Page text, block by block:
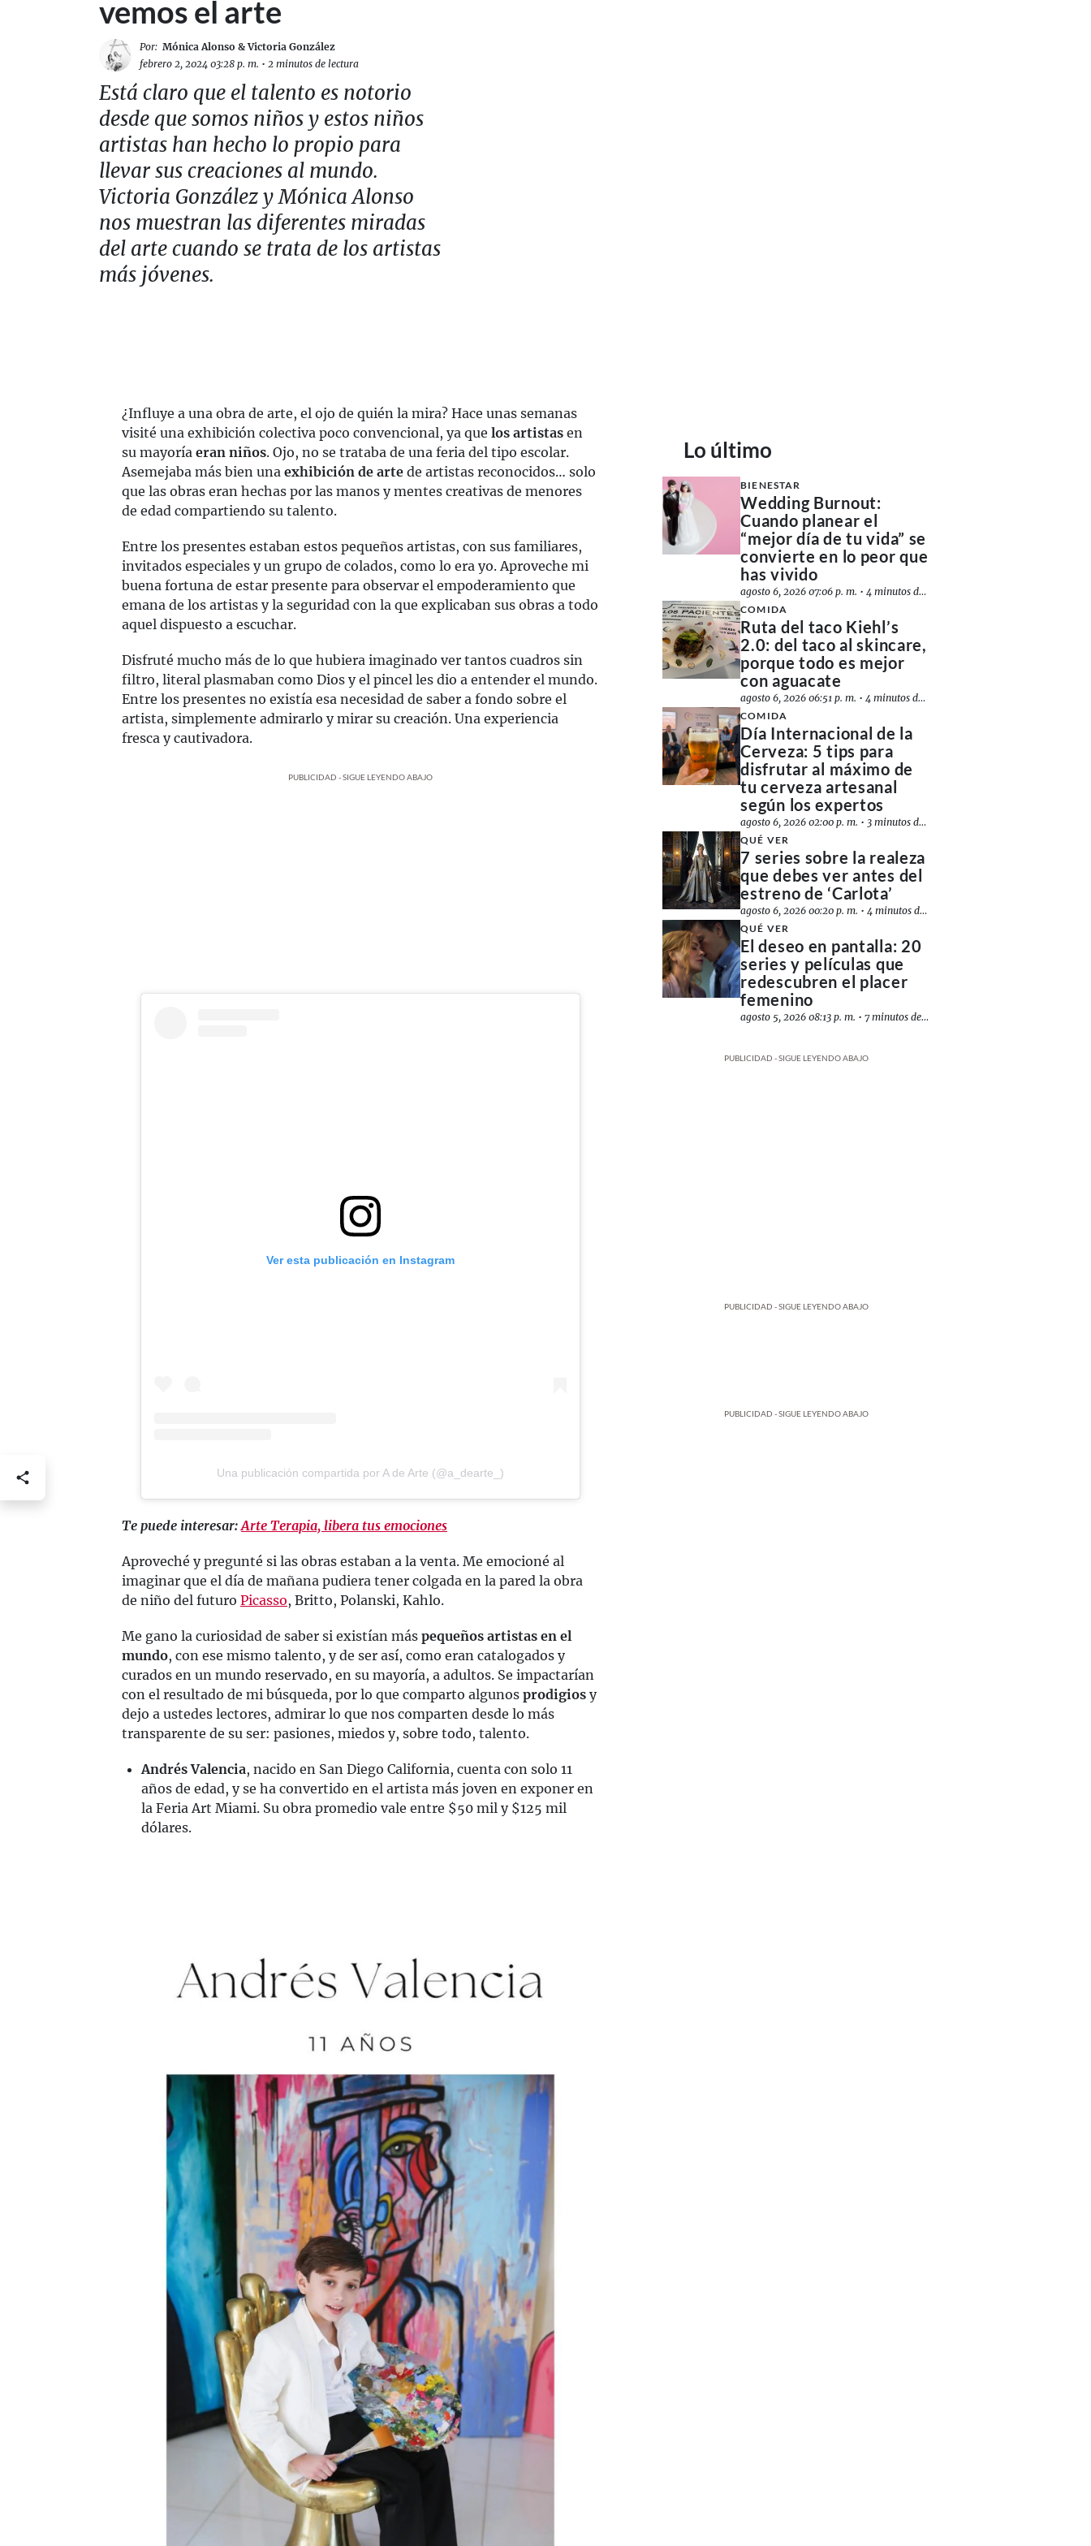
vemos el arte
Por: Mónica Alonso & Victoria González
febrero 2, 2024 03:28 p. m. • 2 minutos de lectura
Está claro que el talento es notorio
desde que somos niños y estos niños
artistas han hecho lo propio para
llevar sus creaciones al mundo.
Victoria González y Mónica Alonso
nos muestran las diferentes miradas
del arte cuando se trata de los artistas
más jóvenes.
¿Influye a una obra de arte, el ojo de quién la mira? Hace unas semanas
visité una exhibición colectiva poco convencional, ya que los artistas en
su mayoría eran niños. Ojo, no se trataba de una feria del tipo escolar.
Asemejaba más bien una exhibición de arte de artistas reconocidos… solo
que las obras eran hechas por las manos y mentes creativas de menores
de edad compartiendo su talento.
Entre los presentes estaban estos pequeños artistas, con sus familiares,
invitados especiales y un grupo de colados, como lo era yo. Aproveche mi
buena fortuna de estar presente para observar el empoderamiento que
emana de los artistas y la seguridad con la que explicaban sus obras a todo
aquel dispuesto a escuchar.
Disfruté mucho más de lo que hubiera imaginado ver tantos cuadros sin
filtro, literal plasmaban como Dios y el pincel les dio a entender el mundo.
Entre los presentes no existía esa necesidad de saber a fondo sobre el
artista, simplemente admirarlo y mirar su creación. Una experiencia
fresca y cautivadora.
PUBLICIDAD - SIGUE LEYENDO ABAJO
Ver esta publicación en Instagram
Una publicación compartida por A de Arte (@a_dearte_)
Te puede interesar: Arte Terapia, libera tus emociones
Aproveché y pregunté si las obras estaban a la venta. Me emocioné al
imaginar que el día de mañana pudiera tener colgada en la pared la obra
de niño del futuro Picasso, Britto, Polanski, Kahlo.
Me gano la curiosidad de saber si existían más pequeños artistas en el
mundo, con ese mismo talento, y de ser así, como eran catalogados y
curados en un mundo reservado, en su mayoría, a adultos. Se impactarían
con el resultado de mi búsqueda, por lo que comparto algunos prodigios y
dejo a ustedes lectores, admirar lo que nos comparten desde lo más
transparente de su ser: pasiones, miedos y, sobre todo, talento.
Andrés Valencia, nacido en San Diego California, cuenta con solo 11
años de edad, y se ha convertido en el artista más joven en exponer en
la Feria Art Miami. Su obra promedio vale entre $50 mil y $125 mil
dólares.
Lo último
BIENESTAR
Wedding Burnout:
Cuando planear el
“mejor día de tu vida” se
convierte en lo peor que
has vivido
agosto 6, 2026 07:06 p. m. •4 minutos de lectura
COMIDA
Ruta del taco Kiehl’s
2.0: del taco al skincare,
porque todo es mejor
con aguacate
agosto 6, 2026 06:51 p. m. •4 minutos de lectura
COMIDA
Día Internacional de la
Cerveza: 5 tips para
disfrutar al máximo de
tu cerveza artesanal
según los expertos
agosto 6, 2026 02:00 p. m. • 3 minutos de lectura
QUÉ VER
7 series sobre la realeza
que debes ver antes del
estreno de ‘Carlota’
agosto 6, 2026 00:20 p. m. •4 minutos de lectura
QUÉ VER
El deseo en pantalla: 20
series y películas que
redescubren el placer
femenino
agosto 5, 2026 08:13 p. m. •7 minutos de lectura
PUBLICIDAD - SIGUE LEYENDO ABAJO
PUBLICIDAD - SIGUE LEYENDO ABAJO
PUBLICIDAD - SIGUE LEYENDO ABAJO